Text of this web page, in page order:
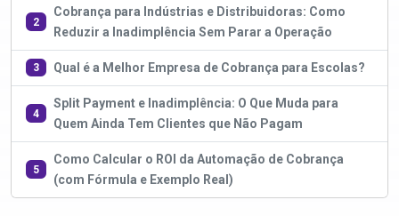
2
Cobrança para Indústrias e Distribuidoras: Como
Reduzir a Inadimplência Sem Parar a Operação
3 Qual é a Melhor Empresa de Cobrança para Escolas?
4
Split Payment e Inadimplência: O Que Muda para
Quem Ainda Tem Clientes que Não Pagam
5
Como Calcular o ROI da Automação de Cobrança
(com Fórmula e Exemplo Real)